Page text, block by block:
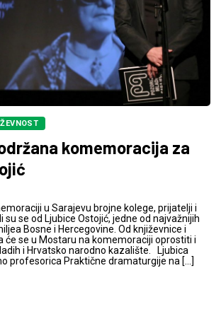
komemoracija za
u Sarajevu brojne kolege, prijatelji i
se od Ljubice Ostojić, jedne od najvažnijih
Bosne i Hercegovine. Od književnice i
će se u Mostaru na komemoraciji oprostiti i
i Hrvatsko narodno kazalište. Ljubica
profesorica Praktične dramaturgije na […]